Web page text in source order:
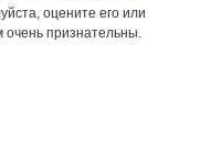
оцените его или
признательны.